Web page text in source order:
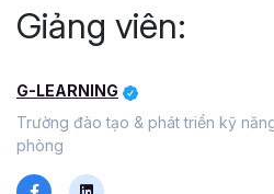
Giảng viên:
G-LEARNING
Trường đào tạo & phát triển kỹ
phòng